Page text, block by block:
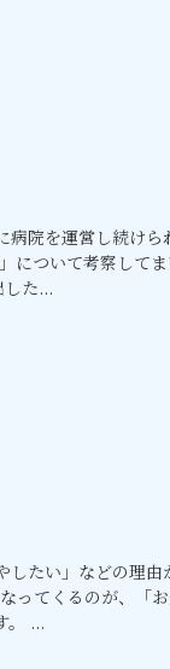
院を運営し続け
について考察して
た...
したい」などの理
てくるのが、「
。 ...